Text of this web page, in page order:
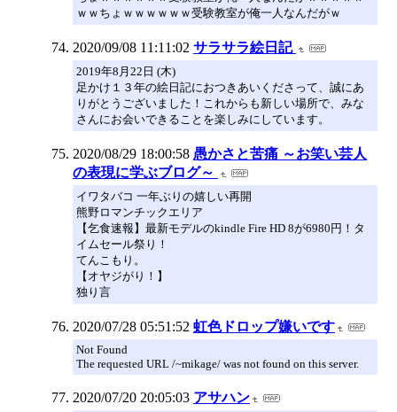
ｗｗちょｗｗｗｗｗｗ受験教室が俺一人なんだがｗ
2020/09/08 11:11:02 サラサラ絵日記
2019年8月22日 (木)
足かけ１３年の絵日記におつきあいくださって、誠にあ
りがとうございました！これからも新しい場所で、みな
さんにお会いできることを楽しみにしています。
2020/08/29 18:00:58 愚かさと苦痛 ～お笑い芸人
の表現に学ぶブログ～
イワタバコ 一年ぶりの嬉しい再開
熊野ロマンチックエリア
【乞食速報】最新モデルのkindle Fire HD 8が6980円！タ
イムセール祭り！
てんこもり。
【オヤジがり！】
独り言
2020/07/28 05:51:52 虹色ドロップ嫌いです
Not Found
The requested URL /~mikage/ was not found on this server.
2020/07/20 20:05:03 アサハン